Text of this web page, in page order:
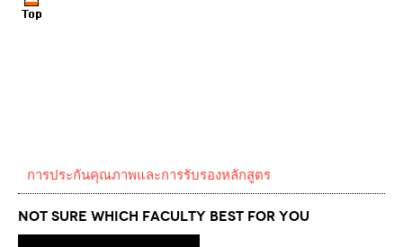
การประกันคุณภาพและการรับรองหลักสูตร
Not Sure which Faculty best for you